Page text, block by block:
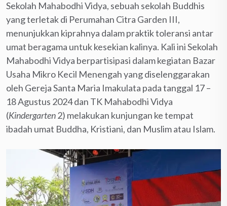
Sekolah Mahabodhi Vidya, sebuah sekolah Buddhis
yang terletak di Perumahan Citra Garden III,
menunjukkan kiprahnya dalam praktik toleransi antar
umat beragama untuk kesekian kalinya. Kali ini Sekolah
Mahabodhi Vidya berpartisipasi dalam kegiatan Bazar
Usaha Mikro Kecil Menengah yang diselenggarakan
oleh Gereja Santa Maria Imakulata pada tanggal 17 –
18 Agustus 2024 dan TK Mahabodhi Vidya
(Kindergarten2) melakukan kunjungan ke tempat
ibadah umat Buddha, Kristiani, dan Muslim atau Islam.